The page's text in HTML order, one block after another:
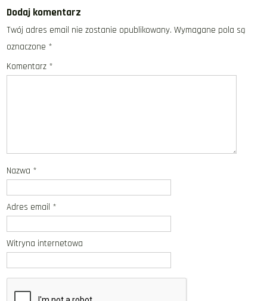
Dodaj komentarz
Twój adres email nie zostanie opublikowany. Wymagane pola są
oznaczone *
Komentarz *
Nazwa *
Adres email *
Witryna internetowa